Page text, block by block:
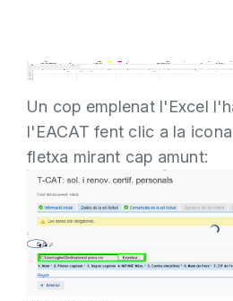
Un cop emplenat l'Excel
l'EACAT fent clic a la
fletxa mirant cap amunt: